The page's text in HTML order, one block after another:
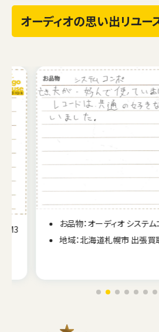
オーディオの思い出リユー
M3
お品物：オーディオ システ
地域：北海道札幌市 出張買